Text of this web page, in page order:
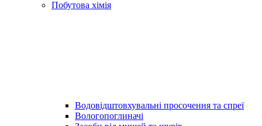
Побутова хімія
Водовідштовхувальні просочення та спреї
Вологопоглиначі